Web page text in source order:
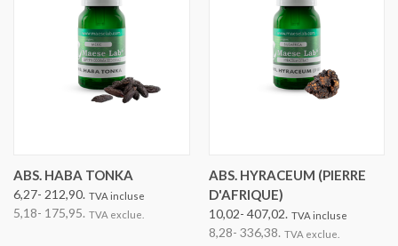
ABS. HABA TONKA
6,27- 212,90. TVA incluse
5,18- 175,95. TVA exclue.
ABS. HYRACEUM (PIERRE
D'AFRIQUE)
10,02- 407,02. TVA incluse
8,28- 336,38. TVA exclue.